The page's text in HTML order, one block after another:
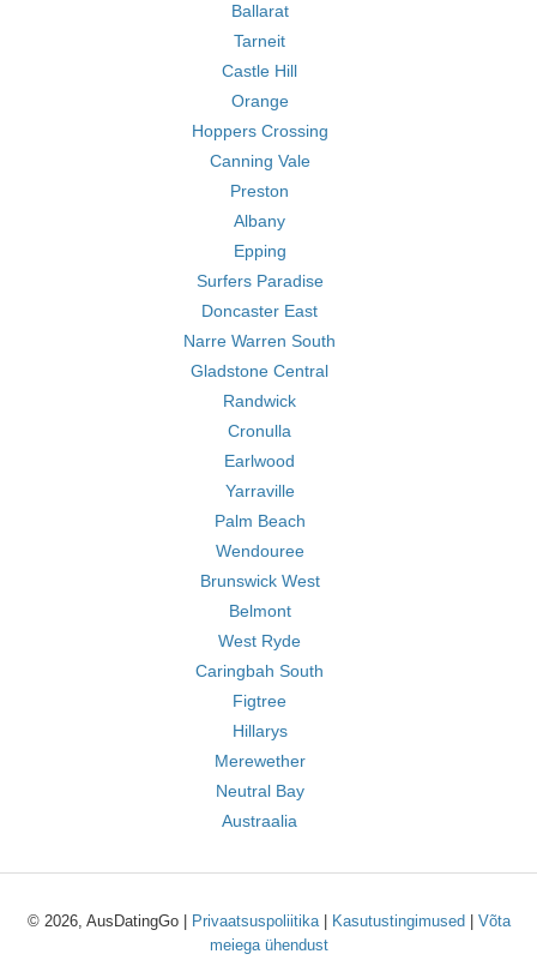
Ballarat
Tarneit
Castle Hill
Orange
Hoppers Crossing
Canning Vale
Preston
Albany
Epping
Surfers Paradise
Doncaster East
Narre Warren South
Gladstone Central
Randwick
Cronulla
Earlwood
Yarraville
Palm Beach
Wendouree
Brunswick West
Belmont
West Ryde
Caringbah South
Figtree
Hillarys
Merewether
Neutral Bay
Austraalia
© 2026, AusDatingGo | Privaatsuspoliitika| Kasutustingimused
Võta
meiega ühendust